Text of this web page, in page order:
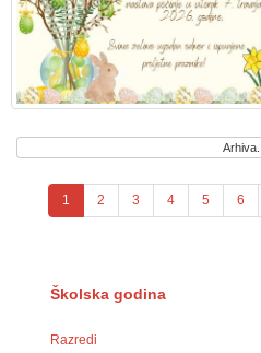
Arhiva...
1 2 3 4 5 6
Školska godina
Razredi